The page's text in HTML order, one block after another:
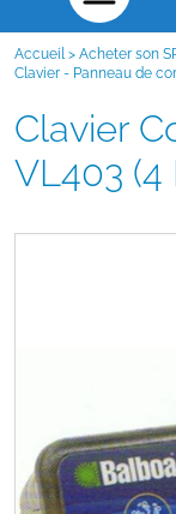
Accueil > Acheter son
Clavier - Panneau de
Clavier Commande Balboa
VL403 (4